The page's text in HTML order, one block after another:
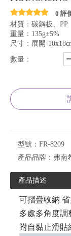
0 評
材質：碳鋼板、PP
重量：135g±5%
尺寸：展開-
數量：
型號： FR-8209
產品品牌： 弗南
產品描述
可摺疊收納
多處多角度調
附自黏止滑貼